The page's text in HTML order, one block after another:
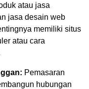
atau jasa
jasa desain web
memiliki situs
atau cara
Pemasaran
hubungan